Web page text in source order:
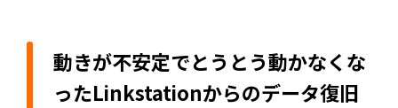
動きが不安定でとうとう動かなくな
ったLinkstationからのデータ復旧